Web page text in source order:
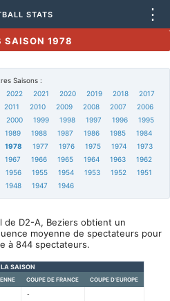
STATS ⋮
SAISON 1978
Saisons :
2022 2021 2020 2019 2018
2017
2011 2010 2009 2008 2007
2006
2000 1999 1998 1997 1996
1995
1989 1988 1987 1986 1985
1984
1978 1977 1976 1975 1974
1973
1967 1966 1965 1964 1963
1962
1956 1955 1954 1953 1952
1951
1948 1947 1946
de D2-A, Beziers obtient un
moyenne de spectateurs pour
à 844 spectateurs.
SAISON
COUPE DE FRANCE COUPE D'EUROPE
-